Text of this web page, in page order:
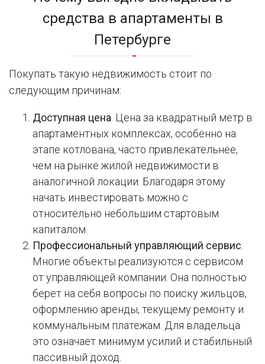
средства в апартаменты в
Петербурге
Покупать такую недвижимость стоит по
следующим причинам:
Доступная цена . Цена за квадратный метр в
апартаментных комплексах, особенно на
этапе котлована, часто привлекательнее,
чем на рынке жилой недвижимости в
аналогичной локации. Благодаря этому
начать инвестировать можно с
относительно небольшим стартовым
капиталом.
Профессиональный управляющий сервис
Многие объекты реализуются с сервисом
от управляющей компании. Она полностью
берет на себя вопросы по поиску жильцов,
оформлению аренды, текущему ремонту и
коммунальным платежам. Для владельца
это означает минимум усилий и стабильный
пассивный доход.